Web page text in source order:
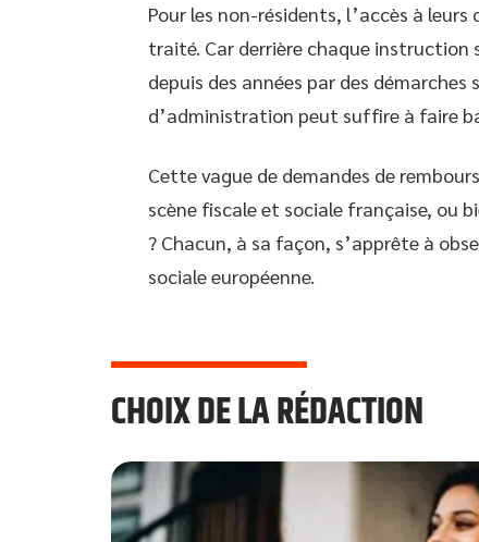
Pour les non-résidents, l’accès à
traité. Car derrière chaque
depuis des années par des
d’administration peut suffire à faire
Cette vague de demandes de
scène fiscale et sociale française, ou
? Chacun, à sa façon, s’apprête à
sociale européenne.
CHOIX DE LA RÉDACTION